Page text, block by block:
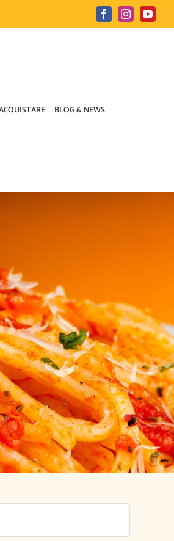
FacebookInstagram
BLOG & NEWS